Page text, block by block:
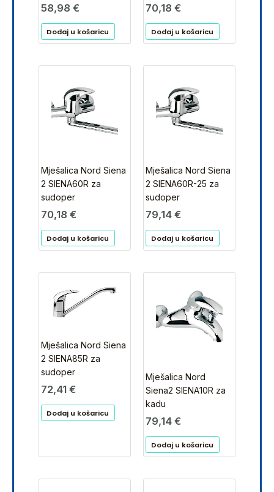
58,98 €
Dodaj u košaricu
70,18 €
Dodaj u košaricu
Mješalica Nord Siena
2 SIENA60R za
sudoper
70,18 €
Dodaj u košaricu
Mješalica Nord Siena
2 SIENA60R-25 za
sudoper
79,14 €
Dodaj u košaricu
Mješalica Nord Siena
2 SIENA85R za
sudoper
72,41 €
Dodaj u košaricu
Mješalica Nord
Siena2 SIENA10R za
kadu
79,14 €
Dodaj u košaricu